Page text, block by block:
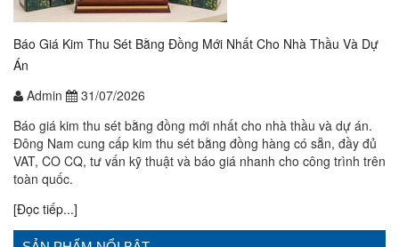
Báo Giá Kim Thu Sét Bằng Đồng Mới Nhất Cho Nhà Thầu Và Dự
Án
Admin
31/07/2026
Báo giá kim thu sét bằng đồng mới nhất cho nhà thầu và dự án.
Đông Nam cung cấp kim thu sét bằng đồng hàng có sẵn, đầy đủ
VAT, CO CQ, tư vấn kỹ thuật và báo giá nhanh cho công trình trên
toàn quốc.
[Đọc tiếp...]